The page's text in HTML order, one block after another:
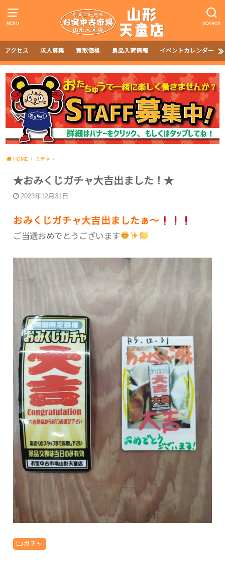
MENU SEARCH
アクセス 求人募集 買取価格 景品入荷情報 イベントカレンダー
HOME ガチャ
★おみくじガチャ大吉出ました！★
2023年12月31日
おみくじガチャ大吉出ましたぁ～
ご当選おめでとうございます
ガチャ